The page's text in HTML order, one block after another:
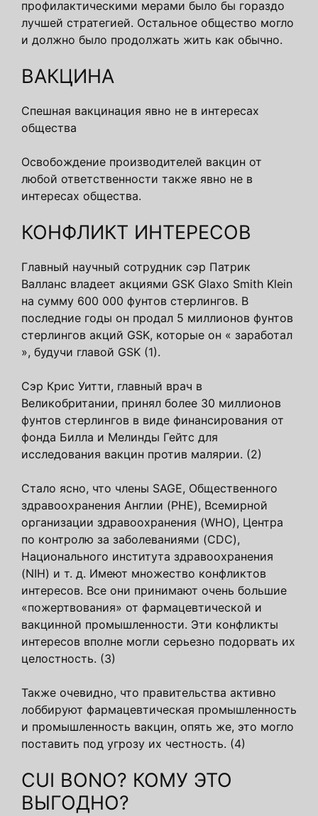
профилактическими мерами было бы гораздо
лучшей стратегией. Остальное общество могло
и должно было продолжать жить как обычно.
ВАКЦИНА
Спешная вакцинация явно не в интересах
общества
Освобождение производителей вакцин от
любой ответственности также явно не в
интересах общества.
КОНФЛИКТ ИНТЕРЕСОВ
Главный научный сотрудник сэр Патрик
Валланс владеет акциями GSK Glaxo Smith Klein
на сумму 600 000 фунтов стерлингов. В
последние годы он продал 5 миллионов фунтов
стерлингов акций GSK, которые он « заработал
», будучи главой GSK (1).
Сэр Крис Уитти, главный врач в
Великобритании, принял более 30 миллионов
фунтов стерлингов в виде финансирования от
фонда Билла и Мелинды Гейтс для
исследования вакцин против малярии. (2)
Стало ясно, что члены SAGE, Общественного
здравоохранения Англии (PHE), Всемирной
организации здравоохранения (WHO), Центра
по контролю за заболеваниями (CDC),
Национального института здравоохранения
(NIH) и т. д. Имеют множество конфликтов
интересов. Все они принимают очень большие
«пожертвования» от фармацевтической и
вакцинной промышленности. Эти конфликты
интересов вполне могли серьезно подорвать их
целостность. (3)
Также очевидно, что правительства активно
лоббируют фармацевтическая промышленность
и промышленность вакцин, опять же, это могло
поставить под угрозу их честность. (4)
CUI BONO? КОМУ ЭТО
ВЫГОДНО?